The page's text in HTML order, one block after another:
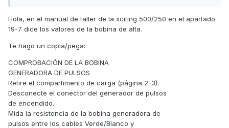
información.
Gracias
Hola, en el manual de taller de la xciting 500/250 en el apartado
19-7 dice los valores de la bobina de alta.
Te hago un copia/pega:
COMPROBACIÓN DE LA BOBINA
GENERADORA DE PULSOS
Retire el compartimento de carga (página 2-3).
Desconecte el conector del generador de pulsos
de encendido.
Mida la resistencia de la bobina generadora de
pulsos entre los cables Verde/Blanco y